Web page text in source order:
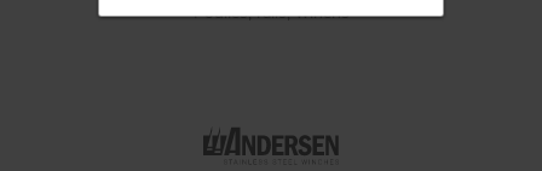
Poulies, rails, winchs